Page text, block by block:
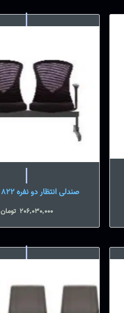
صندلی انتظار دو نفره MSW _ 822
206,030,000 تومان